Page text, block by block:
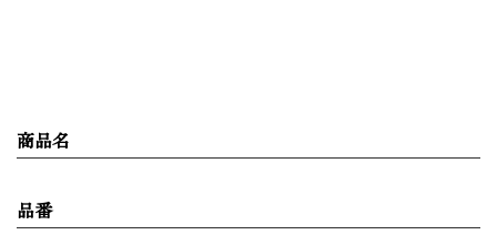
商品名
品番